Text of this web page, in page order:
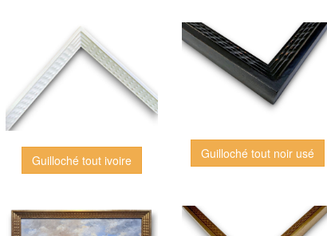
Guilloché tout ivoire
Guilloché tout noir usé